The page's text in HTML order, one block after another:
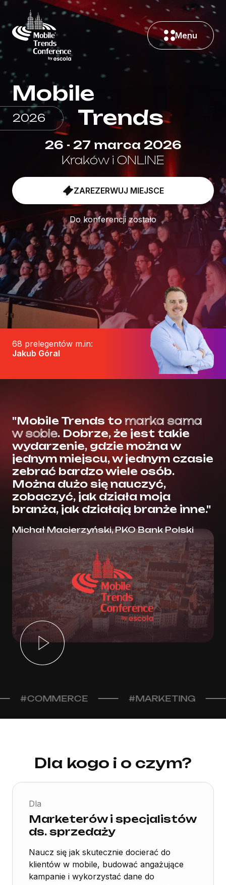
Menu
Mobile
Trends
2026
26 - 27 marca 2026
Kraków i ONLINE
ZAREZERWUJ MIEJSCE
Do konferencji zostało
68 prelegentów m.in:
Jakub Góral
"Mobile Trends to marka sama
w sobie. Dobrze, że jest takie
wydarzenie, gdzie można w
jednym miejscu, w jednym czasie
zebrać bardzo wiele osób.
Można dużo się nauczyć,
zobaczyć, jak działa moja
branża, jak działają branże inne."
Michał Macierzyński, PKO Bank Polski
#MARKETING
Dla kogo i o czym?
Dla
Marketerów i specjalistów
ds. sprzedaży
Naucz się jak skutecznie docierać do
klientów w mobile, budować angażujące
kampanie i wykorzystać dane do